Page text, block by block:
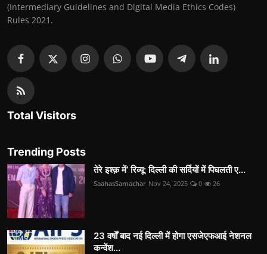
(Intermediary Guidelines and Digital Media Ethics Codes)
Rules 2021.
Total Visitors
Trending Posts
तेरे इश्क़ में’ रिव्यू: दिल्ली की सर्दियों में पिघलती ए...
SaahasSamachar Nov 24, 2025 0 26
23 वर्षों बाद नई दिल्ली में होगा एसजेएफआई नेशनल
कन्वेंश...